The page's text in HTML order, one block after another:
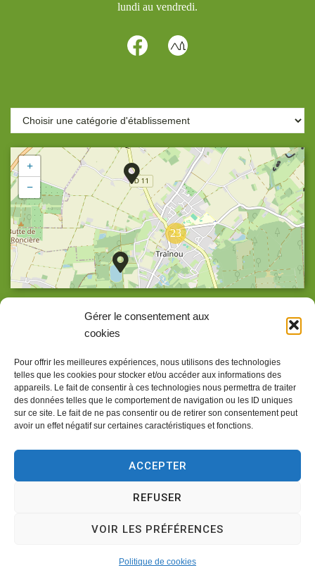
Gérer le consentement aux
cookies
Pour offrir les meilleures expériences, nous utilisons des technologies
telles que les cookies pour stocker et/ou accéder aux informations des
appareils. Le fait de consentir à ces technologies nous permettra de traiter
des données telles que le comportement de navigation ou les ID uniques
sur ce site. Le fait de ne pas consentir ou de retirer son consentement peut
avoir un effet négatif sur certaines caractéristiques et fonctions.
ACCEPTER
REFUSER
VOIR LES PRÉFÉRENCES
Politique de cookies
lundi au vendredi.
23
+
−
Accueil
Accessibilité
Mentions légales
(sites internet de collectivités &